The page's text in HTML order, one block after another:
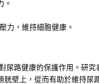
。
力，維持細胞健康。
尿路健康的保護作用。研
胱壁上，從而有助於維持尿